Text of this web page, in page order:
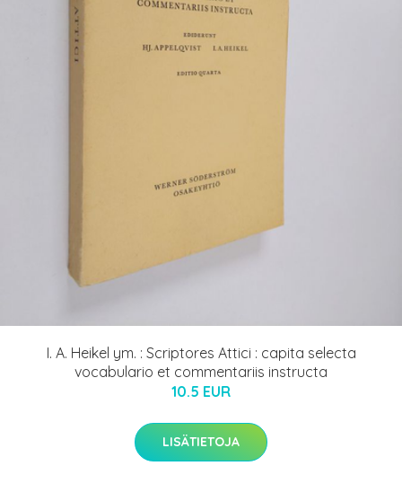
I. A. Heikel ym. : Scriptores Attici : capita selecta
vocabulario et commentariis instructa
10.5 EUR
LISÄTIETOJA